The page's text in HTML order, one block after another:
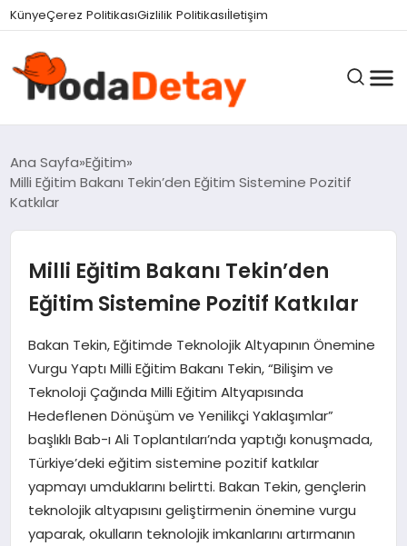
KünyeÇerez PolitikasıGizlilik Politikasıİletişim
GÜNDEM
DÜNYA
EĞITIM
EKONOMI
SAĞLIK
Ana Sayfa Eğitim
Milli Eğitim Bakanı Tekin’den Eğitim Sistemine Pozitif
Katkılar
Milli Eğitim Bakanı Tekin’den
Eğitim Sistemine Pozitif Katkılar
Bakan Tekin, Eğitimde Teknolojik Altyapının Önemine
Vurgu Yaptı Milli Eğitim Bakanı Tekin, “Bilişim ve
Teknoloji Çağında Milli Eğitim Altyapısında
Hedeflenen Dönüşüm ve Yenilikçi Yaklaşımlar”
başlıklı Bab-ı Ali Toplantıları’nda yaptığı konuşmada,
Türkiye’deki eğitim sistemine pozitif katkılar
yapmayı umduklarını belirtti. Bakan Tekin, gençlerin
teknolojik altyapısını geliştirmenin önemine vurgu
yaparak, okulların teknolojik imkanlarını artırmanın